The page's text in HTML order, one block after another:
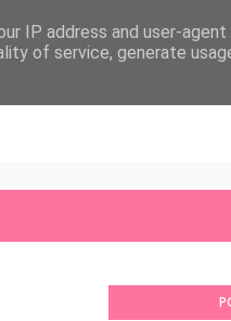
IP address and user-agent
of service, generate